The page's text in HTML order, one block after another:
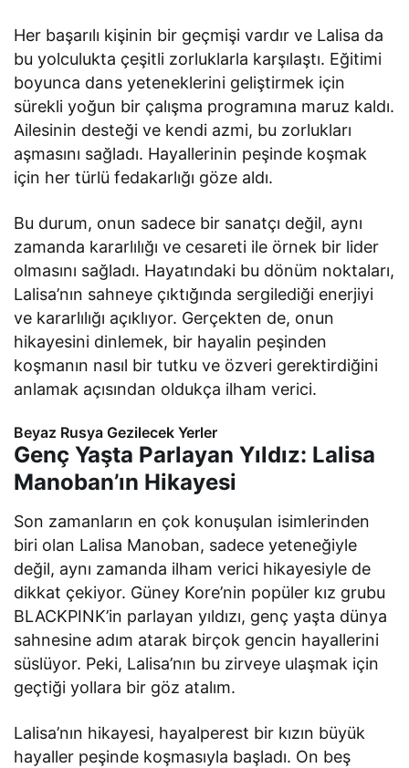
Her başarılı kişinin bir geçmişi vardır ve Lalisa da
bu yolculukta çeşitli zorluklarla karşılaştı. Eğitimi
boyunca dans yeteneklerini geliştirmek için
sürekli yoğun bir çalışma programına maruz kaldı.
Ailesinin desteği ve kendi azmi, bu zorlukları
aşmasını sağladı. Hayallerinin peşinde koşmak
için her türlü fedakarlığı göze aldı.
Bu durum, onun sadece bir sanatçı değil, aynı
zamanda kararlılığı ve cesareti ile örnek bir lider
olmasını sağladı. Hayatındaki bu dönüm noktaları,
Lalisa’nın sahneye çıktığında sergilediği enerjiyi
ve kararlılığı açıklıyor. Gerçekten de, onun
hikayesini dinlemek, bir hayalin peşinden
koşmanın nasıl bir tutku ve özveri gerektirdiğini
anlamak açısından oldukça ilham verici.
Beyaz Rusya Gezilecek Yerler
Genç Yaşta Parlayan Yıldız: Lalisa
Manoban’ın Hikayesi
Son zamanların en çok konuşulan isimlerinden
biri olan Lalisa Manoban, sadece yeteneğiyle
değil, aynı zamanda ilham verici hikayesiyle de
dikkat çekiyor. Güney Kore’nin popüler kız grubu
BLACKPINK’in parlayan yıldızı, genç yaşta dünya
sahnesine adım atarak birçok gencin hayallerini
süslüyor. Peki, Lalisa’nın bu zirveye ulaşmak için
geçtiği yollara bir göz atalım.
Lalisa’nın hikayesi, hayalperest bir kızın büyük
hayaller peşinde koşmasıyla başladı. On beş